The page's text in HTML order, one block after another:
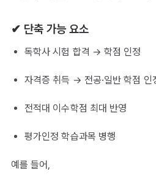
✔ 단축 가능 요소
독학사 시험 합격 → 학점 인정
자격증 취득 → 전공·일반 학점 인
전적대 이수학점 최대 반영
평가인정 학습과목 병행
예를 들어,